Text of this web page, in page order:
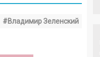
#Владимир Зеленский